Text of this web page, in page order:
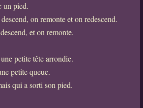
un pied.
on remonte et on redescend.
et on remonte.
petite tête arrondie.
petite queue.
qui a sorti son pied.